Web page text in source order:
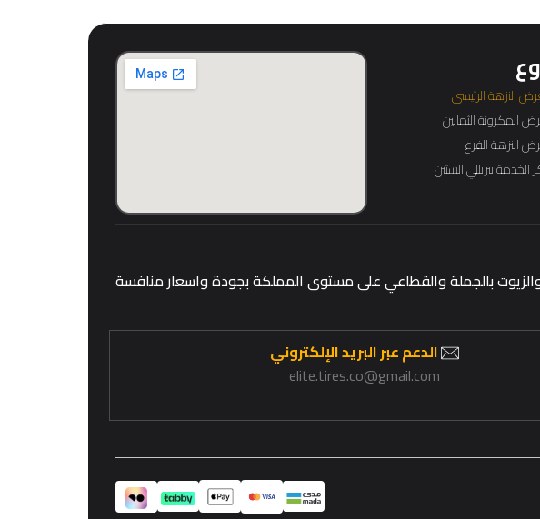
النزهة الرئيسي
المكرونة الثمانين
النزهة الفرع
الخدمة بيريللي الستين
بالجملة والقطاعي على مستوى المملكة بجودة واسعار منافسة
الدعم عبر البريد الإلكتروني
elite.tires.co@gmail.com